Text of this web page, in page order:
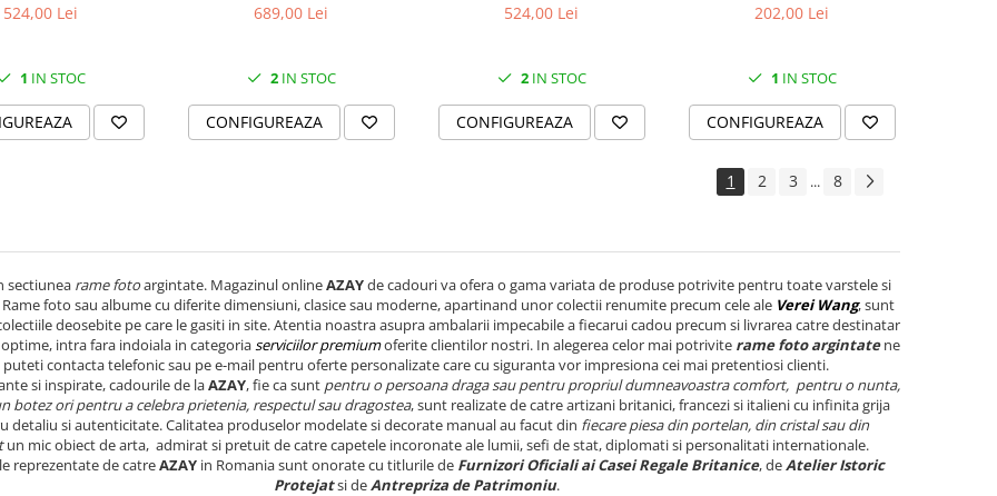
524,00 Lei
1 IN STOC
689,00 Lei
2IN STOC
CONFIGUREAZA
524,00 Lei
2IN STOC
CONFIGUREAZA
202,00 Lei
1 IN STOC
CONFIGUREAZA
1 2 3 ... 8
sectiunea rame fotoargintate. Magazinul onlineAZAYde cadouri va ofera o gama variata de produse potrivite pentru toate varstele si
foto sau albume cu diferite dimensiuni, clasice sau moderne, apartinand unor colectii renumite precum cele ale Verei Wang, sunt
deosebite pe care le gasiti in site. Atentia noastra asupra ambalarii impecabile a fiecarui cadou precum si livrarea catre destinatar
intra fara indoiala in categoriaserviciilor premiumoferite clientilor nostri. In alegerea celor mai potriviterame foto argintatene
puteti contacta telefonic sau pe e-mail pentru oferte personalizate care cu siguranta vor impresiona cei mai pretentiosi clienti.
si inspirate, cadourile de laAZAY, fie ca sunt pentru o persoana draga sau pentru propriul dumneavoastra comfort, pentru o nunta,
botez ori pentru a celebra prietenia, respectul sau dragostea, sunt realizate de catre artizani britanici, francezi si italieni cu infinita grija
detaliu si autenticitate. Calitatea produselor modelate si decorate manual au facut din fiecare piesa din portelan, din cristal sau din
un mic obiect de arta, admirat si pretuit de catre capetele incoronate ale lumii, sefi de stat, diplomati si personalitati internationale.
reprezentate de catreAZAYin Romania sunt onorate cu titlurile de Furnizori Oficiali ai Casei Regale Britanice, deAtelier Istoric
Protejatsi deAntrepriza de Patrimoniu.